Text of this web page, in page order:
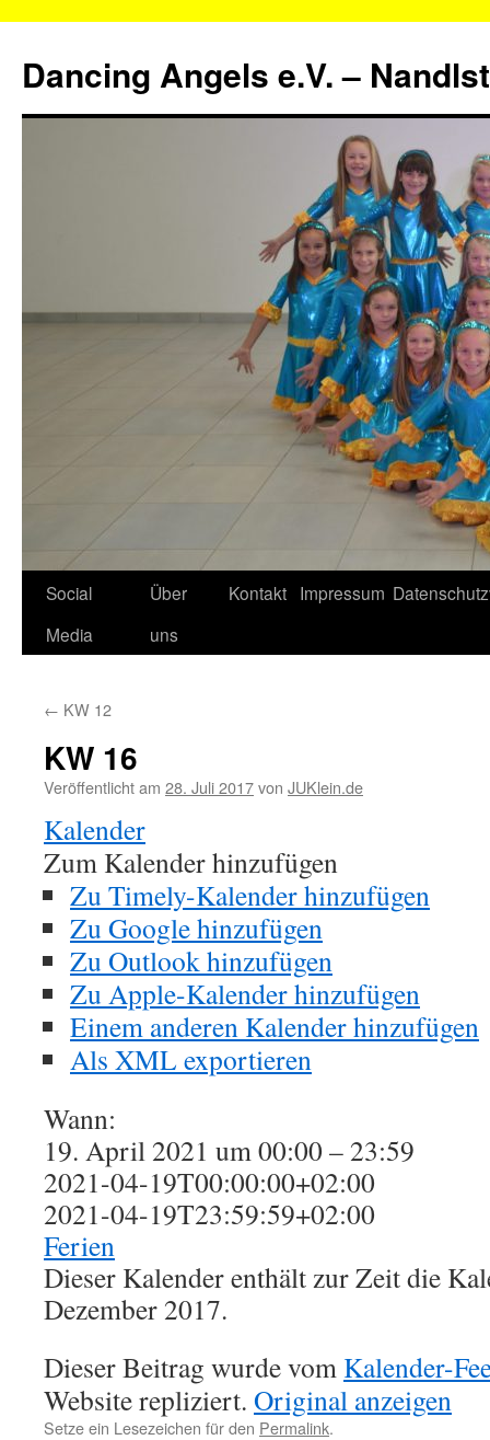
springen
Dancing Angels e.V. –
Social
Media
Über
uns
Kontakt Impressum
← KW 12
KW 16
Veröffentlicht am 28. Juli 2017von JUKlein.de
Kalender
Zum Kalender hinzufügen
Zu Timely-Kalender hinzufügen
Zu Google hinzufügen
Zu Outlook hinzufügen
Zu Apple-Kalender hinzufügen
Einem anderen Kalender hinzufügen
Als XML exportieren
Wann:
19. April 2021 um 00:00 – 23:59
2021-04-19T00:00:00+02:00
2021-04-19T23:59:59+02:00
Ferien
Dieser Kalender enthält zur Zeit die
Dezember 2017.
Dieser Beitrag wurde vom Kalender-
Website repliziert. Original anzeigen
Setze ein Lesezeichen für den Permalink.